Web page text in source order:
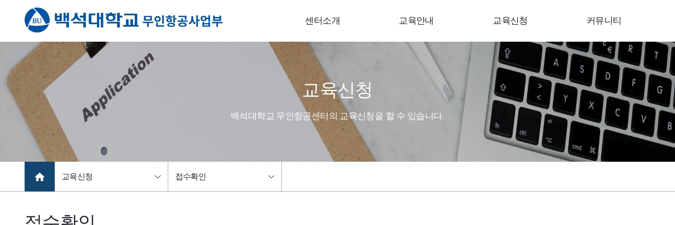
센터소개 교육안내 교육신청 커뮤니티
교육신청
백석대학교 무인항공센터의 교육신청을 할 수 있습니다.
교육신청 접수확인